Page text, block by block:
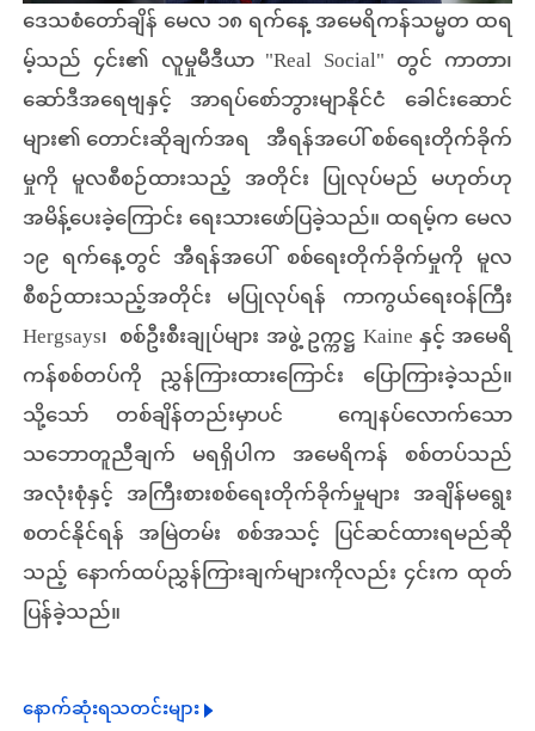
ဒေသစံတော်ချိန် မေလ ၁၈ ရက်နေ့ အမေရိကန်သမ္မတ ထရ
မ့်သည် ၄င်း၏ လူမှုမီဒီယာ "Real Social" တွင် ကာတာ၊
ဆော်ဒီအရေဗျနှင့် အာရပ်စော်ဘွားမျာနိုင်ငံ ခေါင်းဆောင်
များ၏ တောင်းဆိုချက်အရ အီရန်အပေါ် စစ်ရေးတိုက်ခိုက်
မှုကို မူလစီစဉ်ထားသည့် အတိုင်း ပြုလုပ်မည် မဟုတ်ဟု
အမိန့်ပေးခဲ့ကြောင်း ရေးသားဖော်ပြခဲ့သည်။ ထရမ့်က မေလ
၁၉ ရက်နေ့တွင် အီရန်အပေါ် စစ်ရေးတိုက်ခိုက်မှုကို မူလ
စီစဉ်ထားသည့်အတိုင်း မပြုလုပ်ရန် ကာကွယ်ရေးဝန်ကြီး
Hergsays၊ စစ်ဦးစီးချုပ်များ အဖွဲ့ ဥက္ကဋ္ဌ Kaine နှင့် အမေရိ
ကန်စစ်တပ်ကို ညွှန်ကြားထားကြောင်း ပြောကြားခဲ့သည်။
သို့သော် တစ်ချိန်တည်းမှာပင် ကျေနပ်လောက်သော
သဘောတူညီချက် မရရှိပါက အမေရိကန် စစ်တပ်သည်
အလုံးစုံနှင့် အကြီးစားစစ်ရေးတိုက်ခိုက်မှုများ အချိန်မရွေး
စတင်နိုင်ရန် အမြဲတမ်း စစ်အသင့် ပြင်ဆင်ထားရမည်ဆို
သည့် နောက်ထပ်ညွှန်ကြားချက်များကိုလည်း ၄င်းက ထုတ်
ပြန်ခဲ့သည်။
နောက်ဆုံးရသတင်းများ